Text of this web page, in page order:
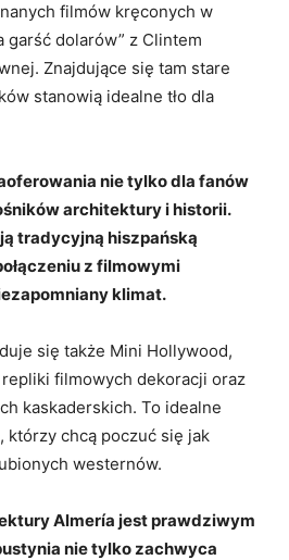
filmów kręconych w
garść dolarów” z Clintem
Znajdujące się tam stare
stanowią idealne ⁤tło ‍dla
⁢nie tylko dla fanów
architektury i historii.
tradycyjną hiszpańską
z filmowymi
klimat.
się także Mini Hollywood,
filmowych dekoracji oraz
kaskaderskich. To idealne
którzy chcą poczuć się jak
westernów.
Almería jest prawdziwym
nie tylko zachwyca